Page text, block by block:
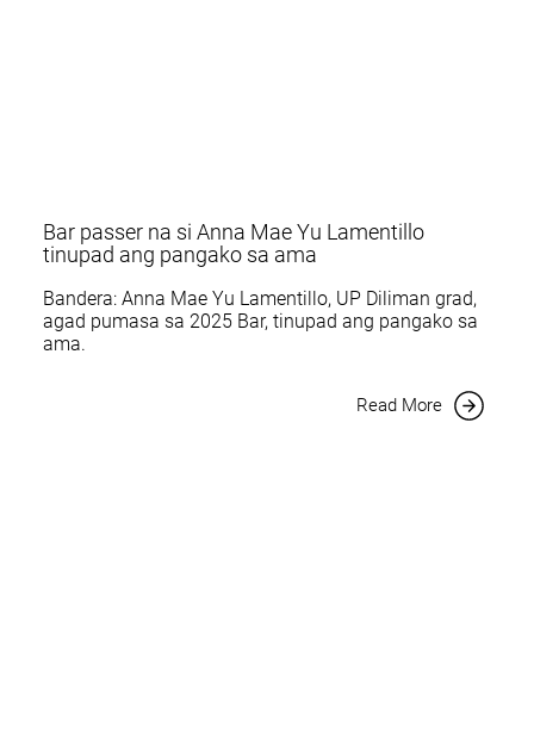
Bar passer na si Anna Mae Yu Lamentillo
tinupad ang pangako sa ama
Bandera: Anna Mae Yu Lamentillo, UP Diliman grad,
agad pumasa sa 2025 Bar, tinupad ang pangako sa
ama.
Read More